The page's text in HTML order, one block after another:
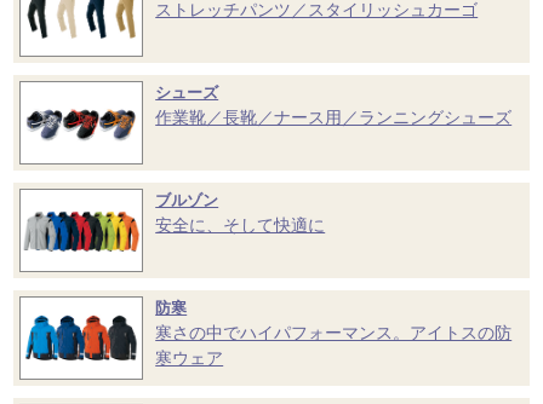
ストレッチパンツ／スタイリッシュカーゴ
シューズ
作業靴／長靴／ナース用／ランニングシューズ
ブルゾン
安全に、そして快適に
防寒
寒さの中でハイパフォーマンス。アイトスの防
寒ウェア